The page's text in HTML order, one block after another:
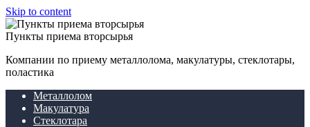
Skip to content
Пункты приема вторсырья
Компании по приему металлолома, макулатуры, стеклотары,
поластика
Металлолом
Макулатура
Стеклотара